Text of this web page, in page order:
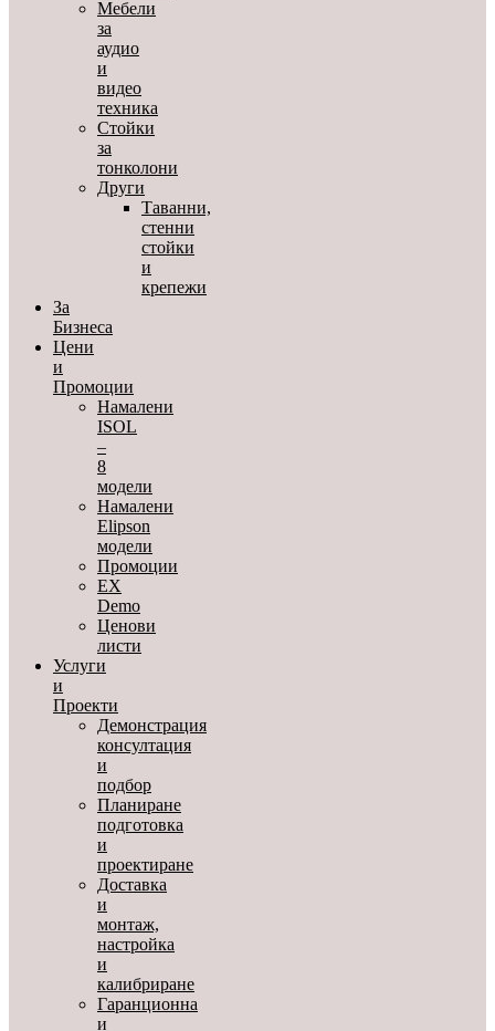
Мебели
за
аудио
и
видео
техника
Стойки
за
тонколони
Други
Таванни,
стенни
стойки
и
крепежи
За
Бизнеса
Цени
и
Промоции
Намалени
ISOL
–
8
модели
Намалени
Elipson
модели
Промоции
EX
Demo
Ценови
листи
Услуги
и
Проекти
Демонстрация
консултация
и
подбор
Планиране
подготовка
и
проектиране
Доставка
и
монтаж,
настройка
и
калибриране
Гаранционна
и